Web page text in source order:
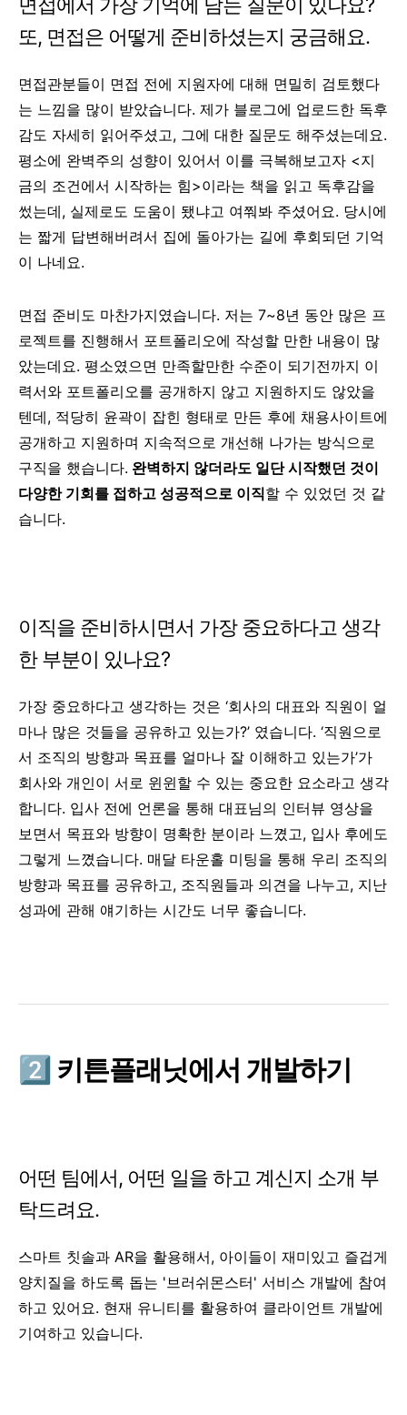
또, 면접은 어떻게 준비하셨는지 궁금해요.
면접관분들이 면접 전에 지원자에 대해 면밀히 검토했다
는 느낌을 많이 받았습니다. 제가 블로그에 업로드한 독후
감도 자세히 읽어주셨고, 그에 대한 질문도 해주셨는데요.
평소에 완벽주의 성향이 있어서 이를 극복해보고자 <지
금의 조건에서 시작하는 힘>이라는 책을 읽고 독후감을
썼는데, 실제로도 도움이 됐냐고 여쭤봐 주셨어요. 당시에
는 짧게 답변해버려서 집에 돌아가는 길에 후회되던 기억
이 나네요.
면접 준비도 마찬가지였습니다. 저는 7~8년 동안 많은 프
로젝트를 진행해서 포트폴리오에 작성할 만한 내용이 많
았는데요. 평소였으면 만족할만한 수준이 되기전까지 이
력서와 포트폴리오를 공개하지 않고 지원하지도 않았을
텐데, 적당히 윤곽이 잡힌 형태로 만든 후에 채용사이트에
공개하고 지원하며 지속적으로 개선해 나가는 방식으로
구직을 했습니다. 완벽하지 않더라도 일단 시작했던 것이
다양한 기회를 접하고 성공적으로 이직할 수 있었던 것 같
습니다.
이직을 준비하시면서 가장 중요하다고 생각
한 부분이 있나요?
가장 중요하다고 생각하는 것은 ‘회사의 대표와 직원이 얼
마나 많은 것들을 공유하고 있는가?’ 였습니다. ‘직원으로
서 조직의 방향과 목표를 얼마나 잘 이해하고 있는가’가
회사와 개인이 서로 윈윈할 수 있는 중요한 요소라고 생각
합니다. 입사 전에 언론을 통해 대표님의 인터뷰 영상을
보면서 목표와 방향이 명확한 분이라 느꼈고, 입사 후에도
그렇게 느꼈습니다. 매달 타운홀 미팅을 통해 우리 조직의
방향과 목표를 공유하고, 조직원들과 의견을 나누고, 지난
성과에 관해 얘기하는 시간도 너무 좋습니다.
2️⃣ 키튼플래닛에서 개발하기
어떤 팀에서, 어떤 일을 하고 계신지 소개 부
탁드려요.
스마트 칫솔과 AR을 활용해서, 아이들이 재미있고 즐겁게
양치질을 하도록 돕는 '브러쉬몬스터' 서비스 개발에 참여
하고 있어요. 현재 유니티를 활용하여 클라이언트 개발에
기여하고 있습니다.